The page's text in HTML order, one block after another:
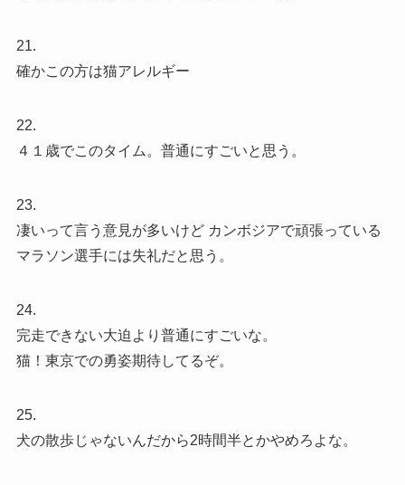
21.
確かこの方は猫アレルギー
22.
４１歳でこのタイム。普通にすごいと思う。
23.
凄いって言う意見が多いけど カンボジアで頑張っている
マラソン選手には失礼だと思う。
24.
完走できない大迫より普通にすごいな。
猫！東京での勇姿期待してるぞ。
25.
犬の散歩じゃないんだから2時間半とかやめろよな。